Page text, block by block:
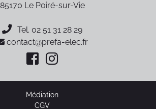
85170 Le Poiré-sur-Vie
Tel. 02 51 31 28 29
contact@prefa-elec.fr
Médiation
CGV